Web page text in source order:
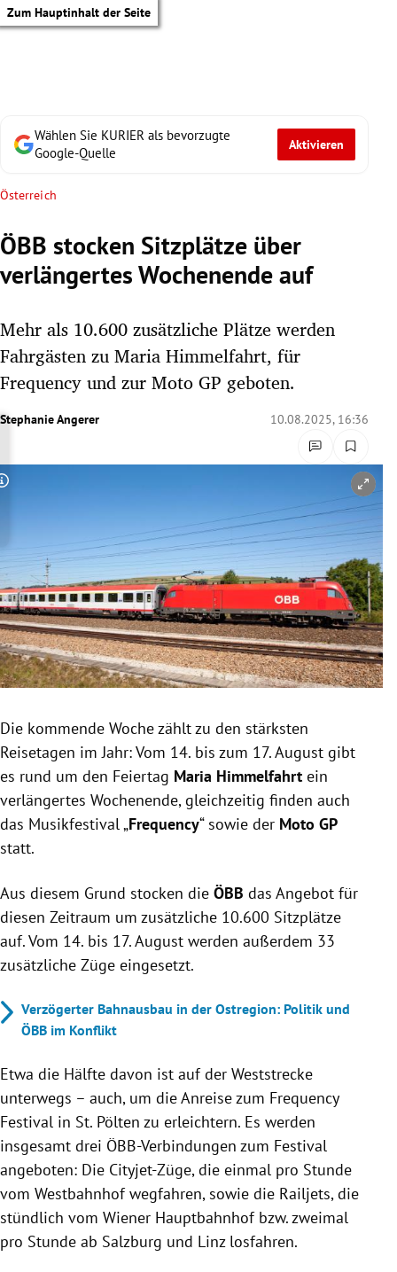
Zum Hauptinhalt der Seite
Untermenü
Untermenü
Untermenü
Untermenü
Untermenü
Untermenü
Wählen Sie KURIER als bevorzugte
Google-Quelle
Aktivieren
Österreich
ÖBB stocken Sitzplätze über
verlängertes Wochenende auf
Mehr als 10.600 zusätzliche Plätze werden
Fahrgästen zu Maria Himmelfahrt, für
Frequency und zur Moto GP geboten.
Stephanie Angerer 10.08.2025, 16:36
Copyright-Hinweis öffnen/schließen
Die kommende Woche zählt zu den stärksten
Reisetagen im Jahr: Vom 14. bis zum 17. August gibt
es rund um den Feiertag Maria Himmelfahrt ein
verlängertes Wochenende, gleichzeitig finden auch
das Musikfestival „Frequency“ sowie der Moto GP
statt.
Aus diesem Grund stocken die ÖBB das Angebot für
diesen Zeitraum um zusätzliche 10.600 Sitzplätze
auf. Vom 14. bis 17. August werden außerdem 33
zusätzliche Züge eingesetzt.
Verzögerter Bahnausbau in der Ostregion: Politik und
ÖBB im Konflikt
Etwa die Hälfte davon ist auf der Weststrecke
unterwegs – auch, um die Anreise zum Frequency
Festival in St. Pölten zu erleichtern. Es werden
insgesamt drei ÖBB-Verbindungen zum Festival
angeboten: Die Cityjet-Züge, die einmal pro Stunde
vom Westbahnhof wegfahren, sowie die Railjets, die
stündlich vom Wiener Hauptbahnhof bzw. zweimal
pro Stunde ab Salzburg und Linz losfahren.